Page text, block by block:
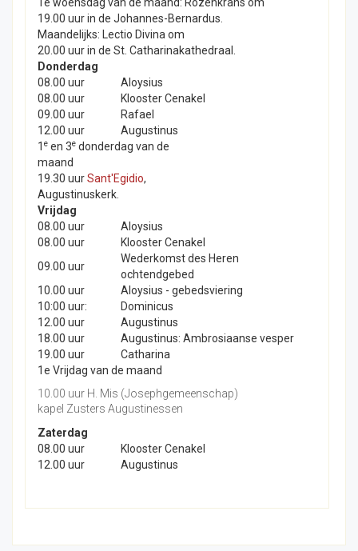
19.00 uur in de Johannes-Bernardus.
Maandelijks: Lectio Divina om
20.00 uur in de St. Catharinakathedraal.
Donderdag
08.00 uur
Aloysius
08.00 uur
Klooster Cenakel
09.00 uur
Rafael
12.00 uur
Augustinus
1 e en 3e donderdag van de
maand
19.30 uurSant'Egidio,
Augustinuskerk.
Vrijdag
08.00 uur
Aloysius
08.00 uur
Klooster Cenakel
09.00 uur
Wederkomst des Heren
ochtendgebed
10.00 uur
Aloysius - gebedsviering
10:00 uur:
Dominicus
12.00 uur
Augustinus
18.00 uur
Augustinus: Ambrosiaanse vesper
19.00 uur
Catharina
1e Vrijdag van de maand
10.00 uur H. Mis (Josephgemeenschap)
kapel Zusters Augustinessen
Zaterdag
08.00 uur
Klooster Cenakel
12.00 uur
Augustinus